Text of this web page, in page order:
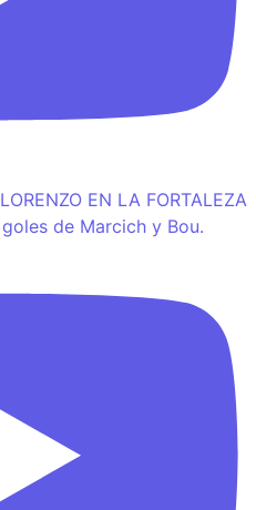
EN LA FORTALEZA
de Marcich y Bou.